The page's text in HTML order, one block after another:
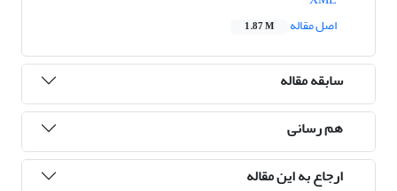
اصل مقاله
1.87 M
سابقه مقاله
هم رسانی
ارجاع به این مقاله